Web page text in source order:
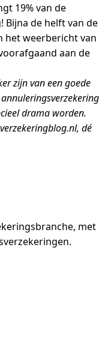
19% van de
Bijna de helft van de
het weerbericht van
aan de
zijn van een goede
drama worden.
dé
met